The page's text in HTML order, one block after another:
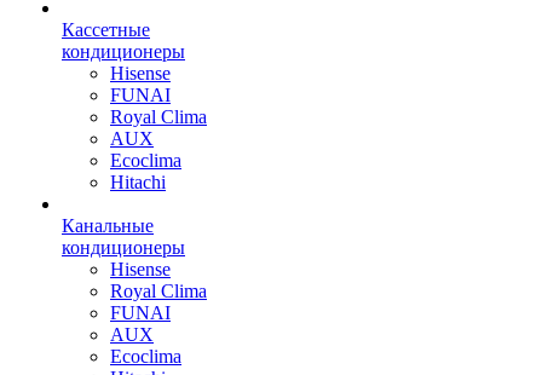
Кассетные
кондиционеры
Hisense
FUNAI
Royal Clima
AUX
Ecoclima
Hitachi
Канальные
кондиционеры
Hisense
Royal Clima
FUNAI
AUX
Ecoclima